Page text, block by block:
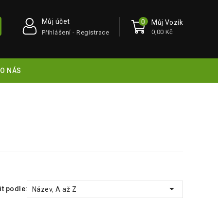
Můj Vozík
0
0,00 Kč
Můj účet
Přihlášení - Registrace
O NÁS
podle: Název, A až Z 